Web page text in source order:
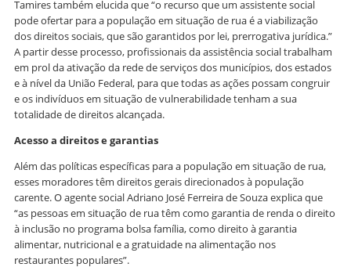
Tamires também elucida que “o recurso que um assistente social
pode ofertar para a população em situação de rua é a viabilização
dos direitos sociais, que são garantidos por lei, prerrogativa jurídica.”
A partir desse processo, profissionais da assistência social trabalham
em prol da ativação da rede de serviços dos municípios, dos estados
e à nível da União Federal, para que todas as ações possam congruir
e os indivíduos em situação de vulnerabilidade tenham a sua
totalidade de direitos alcançada.
Acesso a direitos e garantias
Além das políticas específicas para a população em situação de rua,
esses moradores têm direitos gerais direcionados à população
carente. O agente social Adriano José Ferreira de Souza explica que
“as pessoas em situação de rua têm como garantia de renda o direito
à inclusão no programa bolsa família, como direito à garantia
alimentar, nutricional e a gratuidade na alimentação nos
restaurantes populares”.